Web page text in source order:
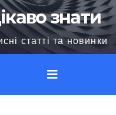
знати
статті та новинки